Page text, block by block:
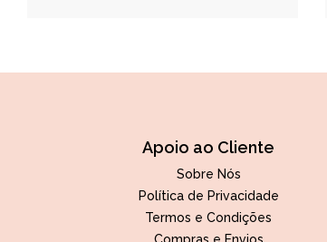
Apoio ao Cliente
Sobre Nós
Política de Privacidade
Termos e Condições
Compras e Envios